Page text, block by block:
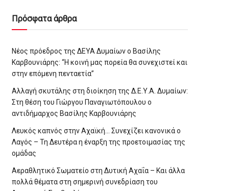
Πρόσφατα άρθρα
Νέος πρόεδρος της ΔΕΥΑ Δυμαίων ο Βασίλης
Καρβουνιάρης: “Η κοινή μας πορεία θα συνεχιστεί και
στην επόμενη πενταετία”
Αλλαγή σκυτάλης στη διοίκηση της Δ.Ε.Υ.Α. Δυμαίων:
Στη θέση του Γιώργου Παναγιωτόπουλου ο
αντιδήμαρχος Βασίλης Καρβουνιάρης
Λευκός καπνός στην Αχαϊκή… Συνεχίζει κανονικά ο
Λαγός – Τη Δευτέρα η έναρξη της προετοιμασίας της
ομάδας
Αεραθλητικό Σωματείο στη Δυτική Αχαΐα – Και άλλα
πολλά θέματα στη σημερινή συνεδρίαση του